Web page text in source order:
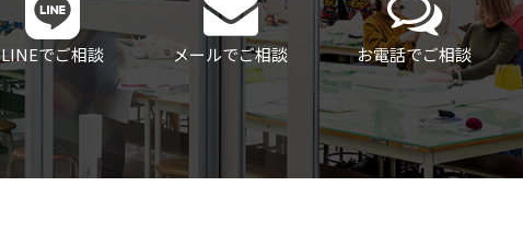
LINEでご相談 メールでご相談 お電話でご相談